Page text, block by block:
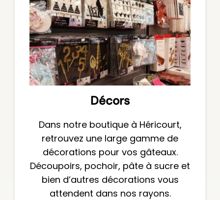
Décors
Dans notre boutique à Héricourt,
retrouvez une large gamme de
décorations pour vos gâteaux.
Découpoirs, pochoir, pâte à sucre et
bien d’autres décorations vous
attendent dans nos rayons.